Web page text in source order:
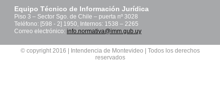
Equipo Técnico de Información Jurídica
Piso 3 – Sector Sgo. de Chile – puerta nº 3028
Teléfono: [598 - 2] 1950, Internos: 1538 – 2265
Correo electrónico: info.normativa@imm.gub.uy
© copyright 2016 | Intendencia de Montevideo | Todos los derechos
reservados